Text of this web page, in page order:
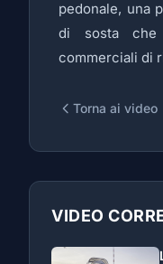
pedonale, una
di sosta che
commerciali di
Torna ai video
VIDEO